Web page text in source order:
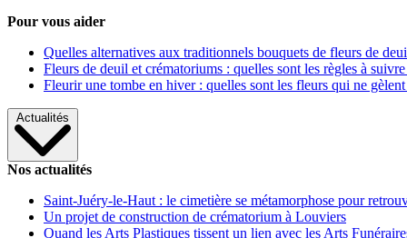
Pour vous aider
Quelles alternatives aux traditionnels bouquets de fleurs de
Fleurs de deuil et crématoriums : quelles sont les règles à
Fleurir une tombe en hiver : quelles sont les fleurs qui ne gèlent
Actualités
Nos actualités
Saint-Juéry-le-Haut : le cimetière se métamorphose pour
Un projet de construction de crématorium à Louviers
Quand les Arts Plastiques tissent un lien avec les Arts